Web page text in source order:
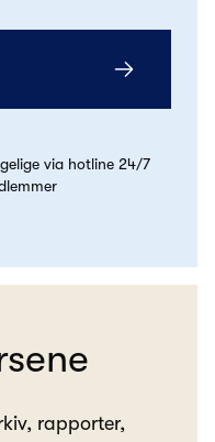
via hotline 24/7
rapporter,